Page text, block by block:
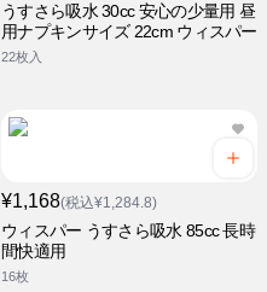
うすさら吸水 30cc 安心の少量用 昼
用ナプキンサイズ 22cm ウィスパー
22枚入
¥1,168(税込¥1,284.8)
ウィスパー うすさら吸水 85cc 長時
間快適用
16枚